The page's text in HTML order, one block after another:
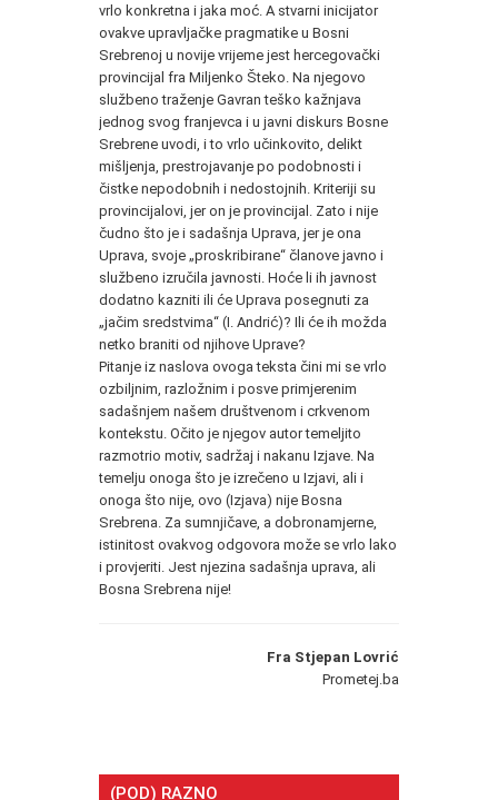
vrlo konkretna i jaka moć. A stvarni inicijator
ovakve upravljačke pragmatike u Bosni
Srebrenoj u novije vrijeme jest hercegovački
provincijal fra Miljenko Šteko. Na njegovo
službeno traženje Gavran teško kažnjava
jednog svog franjevca i u javni diskurs Bosne
Srebrene uvodi, i to vrlo učinkovito, delikt
mišljenja, prestrojavanje po podobnosti i
čistke nepodobnih i nedostojnih. Kriteriji su
provincijalovi, jer on je provincijal. Zato i nije
čudno što je i sadašnja Uprava, jer je ona
Uprava, svoje „proskribirane“ članove javno i
službeno izručila javnosti. Hoće li ih javnost
dodatno kazniti ili će Uprava posegnuti za
„jačim sredstvima“ (I. Andrić)? Ili će ih možda
netko braniti od njihove Uprave?
Pitanje iz naslova ovoga teksta čini mi se vrlo
ozbiljnim, razložnim i posve primjerenim
sadašnjem našem društvenom i crkvenom
kontekstu. Očito je njegov autor temeljito
razmotrio motiv, sadržaj i nakanu Izjave. Na
temelju onoga što je izrečeno u Izjavi, ali i
onoga što nije, ovo (Izjava) nije Bosna
Srebrena. Za sumnjičave, a dobronamjerne,
istinitost ovakvog odgovora može se vrlo lako
i provjeriti. Jest njezina sadašnja uprava, ali
Bosna Srebrena nije!
Fra Stjepan Lovrić
Prometej.ba
(POD) RAZNO